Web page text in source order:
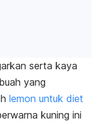
serta kaya
yang
lemon untuk diet
kuning ini